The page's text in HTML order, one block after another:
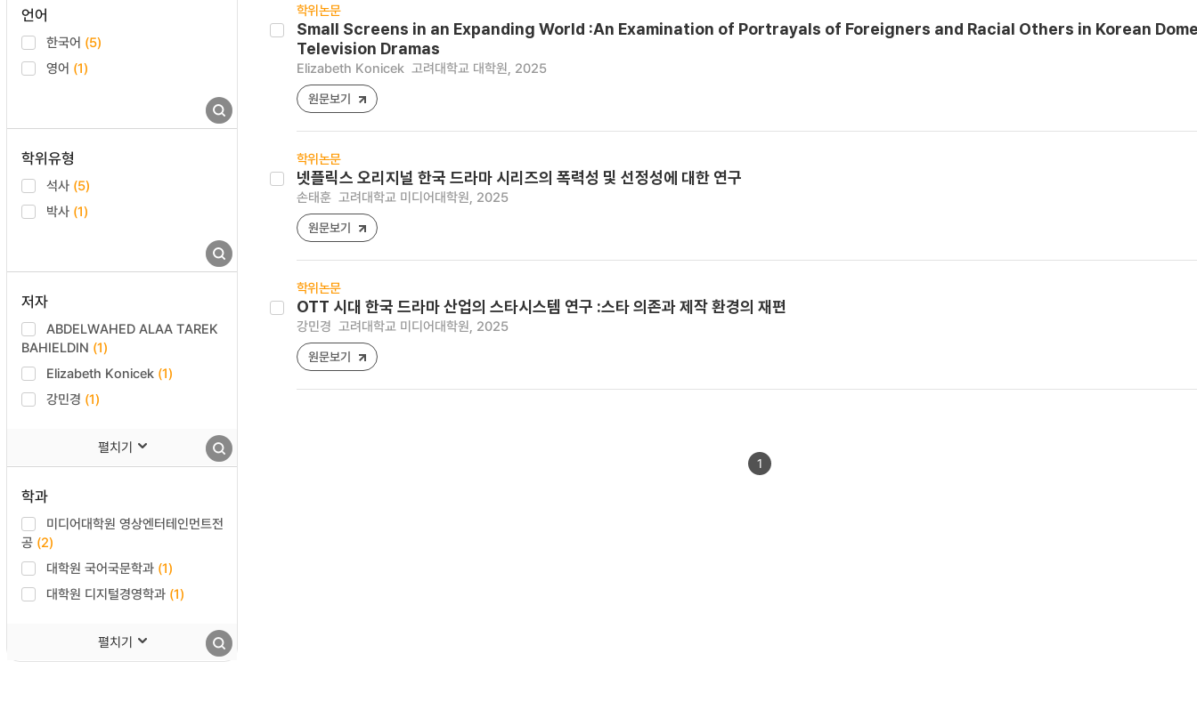
언어
한국어 (5)
영어 (1)
학위유형
석사 (5)
박사 (1)
저자
ABDELWAHED ALAA TAREK
BAHIELDIN (1)
Elizabeth Konicek (1)
강민경 (1)
펼치기
학과
미디어대학원 영상엔터테인먼트전
공 (2)
대학원 국어국문학과 (1)
대학원 디지털경영학과 (1)
펼치기
학위논문
Small Screens in an Expanding World :An Examination of Portrayals of Foreigners and Racial Others in Korean
Television Dramas
Elizabeth Konicek 고려대학교 대학원, 2025
원문보기
학위논문
넷플릭스 오리지널 한국 드라마 시리즈의 폭력성 및 선정성에 대한 연구
손태훈 고려대학교 미디어대학원, 2025
원문보기
학위논문
OTT 시대 한국 드라마 산업의 스타시스템 연구 :스타 의존과 제작 환경의 재편
강민경 고려대학교 미디어대학원, 2025
원문보기
1